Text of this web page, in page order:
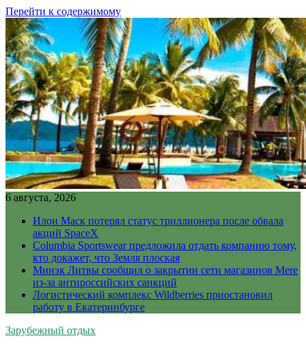
Перейти к содержимому
6 августа, 2026
Илон Маск потерял статус триллионера после обвала
акций SpaceX
Columbia Sportswear предложила отдать компанию тому,
кто докажет, что Земля плоская
Минэк Литвы сообщил о закрытии сети магазинов Mere
из-за антироссийских санкций
Логистический комплекс Wildberries приостановил
работу в Екатеринбурге
Зарубежный отдых